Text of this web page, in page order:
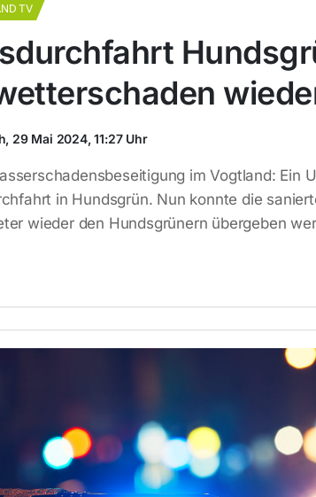
TV
29 Mai 2024, 11:27 Uhr
im Vogtland: Ein
in Hundsgrün. Nun konnte die
wieder den Hundsgrünern übergeben